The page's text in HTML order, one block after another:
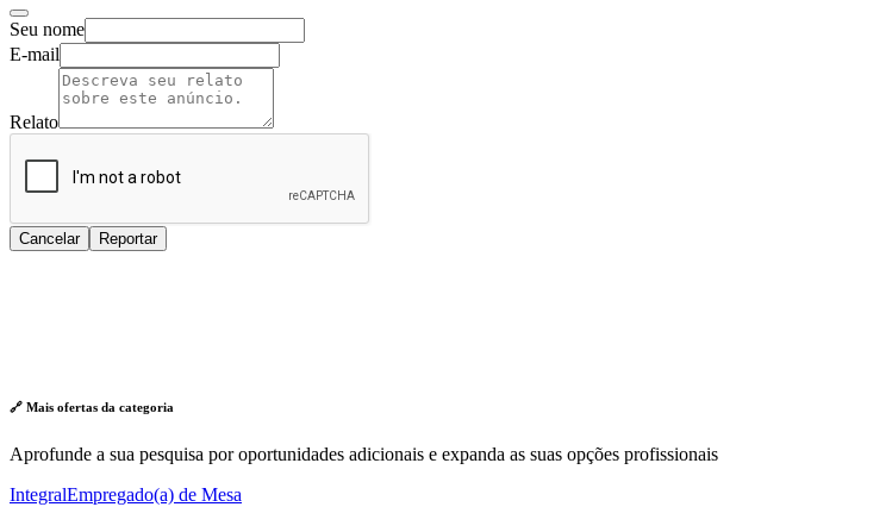
Seu nome
E-mail
Relato
Cancelar Reportar
🔗 Mais ofertas da categoria
Aprofunde a sua pesquisa por oportunidades adicionais e expanda as suas opções profissionais
IntegralEmpregado(a) de Mesa